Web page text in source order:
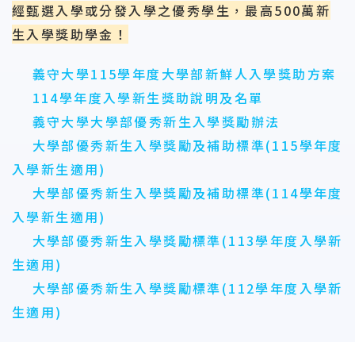
經甄選入學或分發入學之優秀學生，最高500萬新
生入學獎助學金！
義守大學115學年度大學部新鮮人入學獎助方案
114學年度入學新生獎助說明及名單
義守大學大學部優秀新生入學獎勵辦法
大學部優秀新生入學獎勵及補助標準(115學年度
入學新生適用)
大學部優秀新生入學獎勵及補助標準(114學年度
入學新生適用)
大學部優秀新生入學獎勵標準(113學年度入學新
生適用)
大學部優秀新生入學獎勵標準(112學年度入學新
生適用)